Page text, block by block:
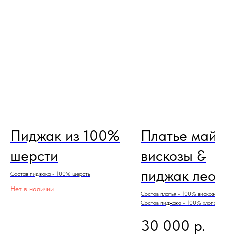
Пиджак из 100%
шерсти
Состав пиджака - 100% шерсть
Нет в наличии
Платье
вискозы &
пиджак лео
Состав платья - 100% вискоза.
Состав пиджака - 100% хлопок
30 000 р.